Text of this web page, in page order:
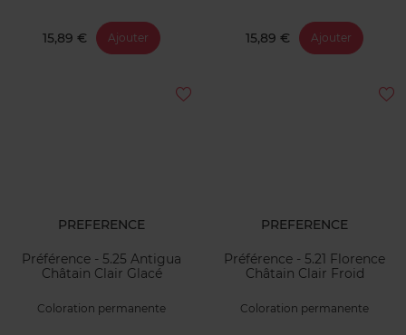
15,89 € Ajouter 15,89 € Ajouter
PREFERENCE
Préférence - 5.25 Antigua
Châtain Clair Glacé
Coloration permanente
PREFERENCE
Préférence - 5.21 Florence
Châtain Clair Froid
Coloration permanente